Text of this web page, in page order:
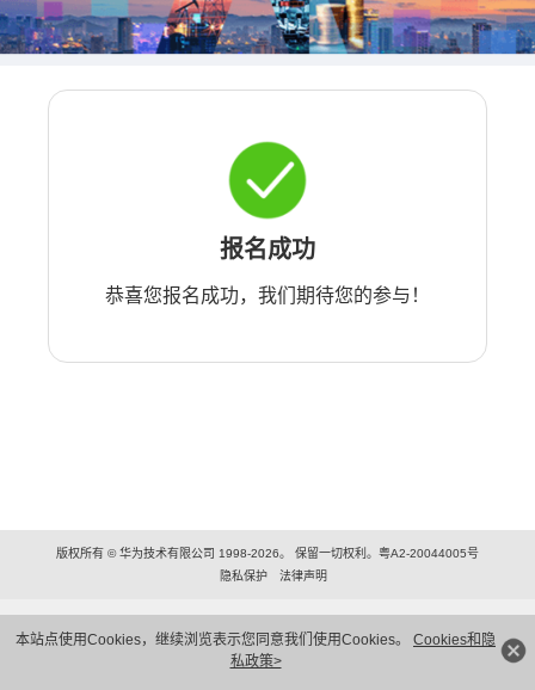
本站点使用Cookies，继续浏览表示您同意我们使用Cookies。 Cookies和隐
私政策>
报名成功
恭喜您报名成功，我们期待您的参与！
版权所有 © 华为技术有限公司 1998-2026。 保留一切权利。粤A2-20044005号
隐私保护
法律声明